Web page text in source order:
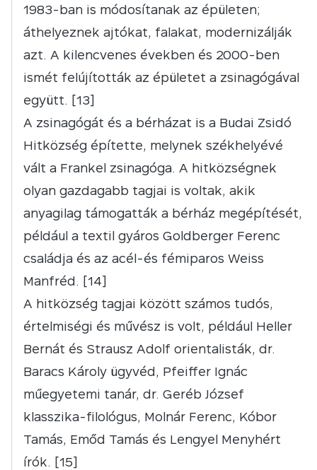
1983-ban is módosítanak az épületen;
áthelyeznek ajtókat, falakat, modernizálják
azt. A kilencvenes években és 2000-ben
ismét felújították az épületet a zsinagógával
együtt. [13]
A zsinagógát és a bérházat is a Budai Zsidó
Hitközség építette, melynek székhelyévé
vált a Frankel zsinagóga. A hitközségnek
olyan gazdagabb tagjai is voltak, akik
anyagilag támogatták a bérház megépítését,
például a textil gyáros Goldberger Ferenc
családja és az acél-és fémiparos Weiss
Manfréd. [14]
A hitközség tagjai között számos tudós,
értelmiségi és művész is volt, például Heller
Bernát és Strausz Adolf orientalisták, dr.
Baracs Károly ügyvéd, Pfeiffer Ignác
műegyetemi tanár, dr. Geréb József
klasszika-filológus, Molnár Ferenc, Kóbor
Tamás, Emőd Tamás és Lengyel Menyhért
írók. [15]